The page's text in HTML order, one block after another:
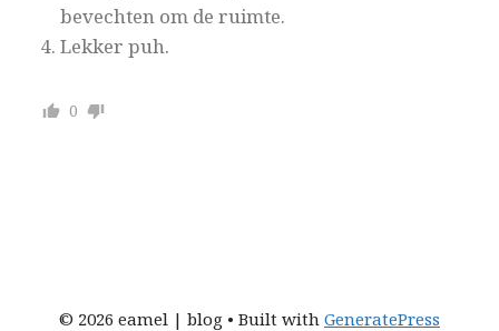
bevechten om de ruimte.
Lekker puh.
0
© 2026 eamel | blog • Built with GeneratePress